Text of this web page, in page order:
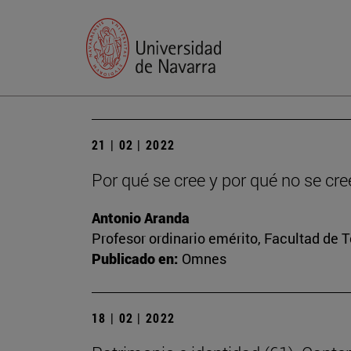
21 | 02 | 2022
Por qué se cree y por qué no se
Antonio Aranda
Profesor ordinario emérito, Facultad de
Publicado en: Omnes
18 | 02 | 2022